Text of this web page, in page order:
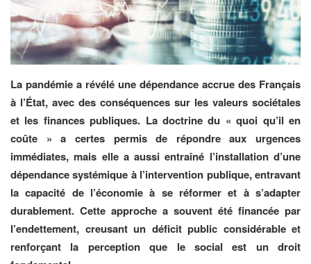
La pandémie a révélé une dépendance accrue des Français
à l’État, avec des conséquences sur les valeurs sociétales
et les finances publiques. La doctrine du « quoi qu’il en
coûte » a certes permis de répondre aux urgences
immédiates, mais elle a aussi entraîné l’installation d’une
dépendance systémique à l’intervention publique, entravant
la capacité de l’économie à se réformer et à s’adapter
durablement. Cette approche a souvent été financée par
l’endettement, creusant un déficit public considérable et
renforçant la perception que le social est un droit